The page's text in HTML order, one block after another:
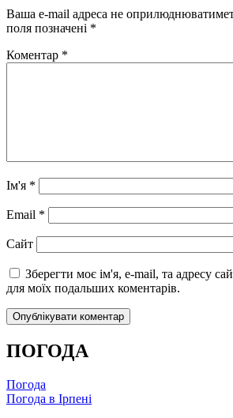
Ваша e-mail адреса не
поля позначені *
Коментар *
Ім'я *
Email *
Сайт
Зберегти моє ім'я, e-mail, та адресу
для моїх подальших коментарів.
ПОГОДА
Погода
Погода в Ірпені